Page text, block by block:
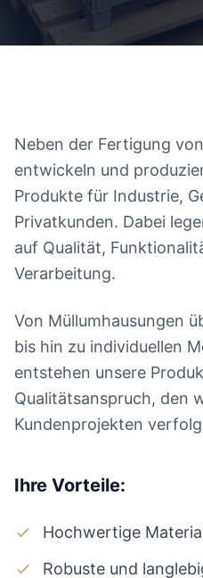
Neben der Fertigung
entwickeln und
Produkte für Industrie,
Privatkunden. Dabei
auf Qualität,
Verarbeitung.
Von Müllumhausungen
bis hin zu individuellen
entstehen unsere
Qualitätsanspruch, den
Kundenprojekten
Ihre Vorteile:
Hochwertige
Robuste und